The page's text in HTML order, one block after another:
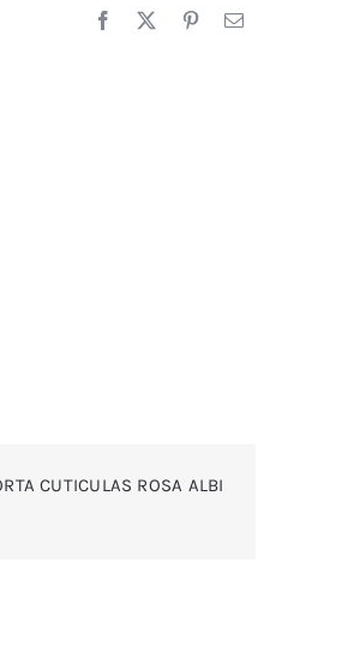
CUTICULAS ROSA ALBI